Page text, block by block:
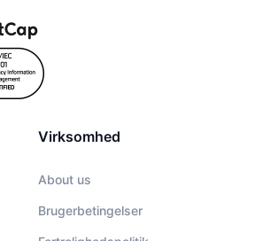
Virksomhed
About us
Brugerbetingelser